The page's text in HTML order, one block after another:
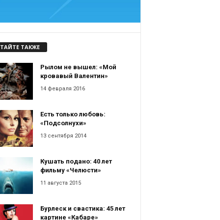
ТАКЖЕ
Рылом не вышел: «Мой
кровавый Валентин»
14 февраля 2016
Есть только любовь:
«Подсолнухи»
13 сентября 2014
Кушать подано: 40 лет
фильму «Челюсти»
11 августа 2015
Бурлеск и свастика: 45 лет
картине «Кабаре»